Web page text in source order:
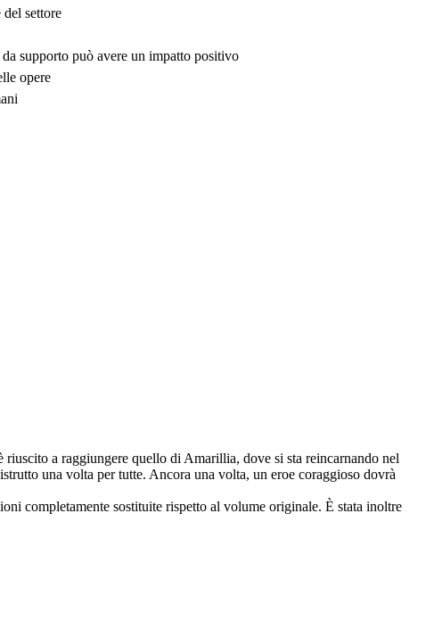
settore
supporto può avere un impatto positivo
opere
a raggiungere quello di Amarillia, dove si sta reincarnando nel
una volta per tutte. Ancora una volta, un eroe coraggioso dovrà
completamente sostituite rispetto al volume originale. È stata inoltre